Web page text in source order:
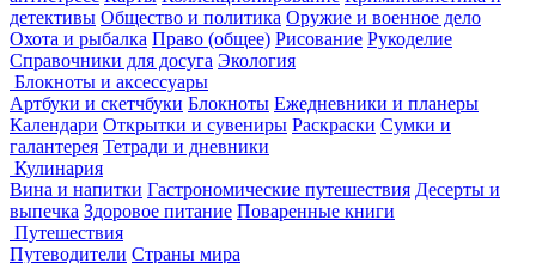
детективы Общество и политика Оружие и военное дело
Охота и рыбалка Право (общее) Рисование Рукоделие
Справочники для досуга Экология
Блокноты и аксессуары
Артбуки и скетчбуки Блокноты Ежедневники и планеры
Календари Открытки и сувениры Раскраски Сумки и
галантерея Тетради и дневники
Кулинария
Вина и напитки Гастрономические путешествия Десерты и
выпечка Здоровое питание Поваренные книги
Путешествия
Путеводители Страны мира